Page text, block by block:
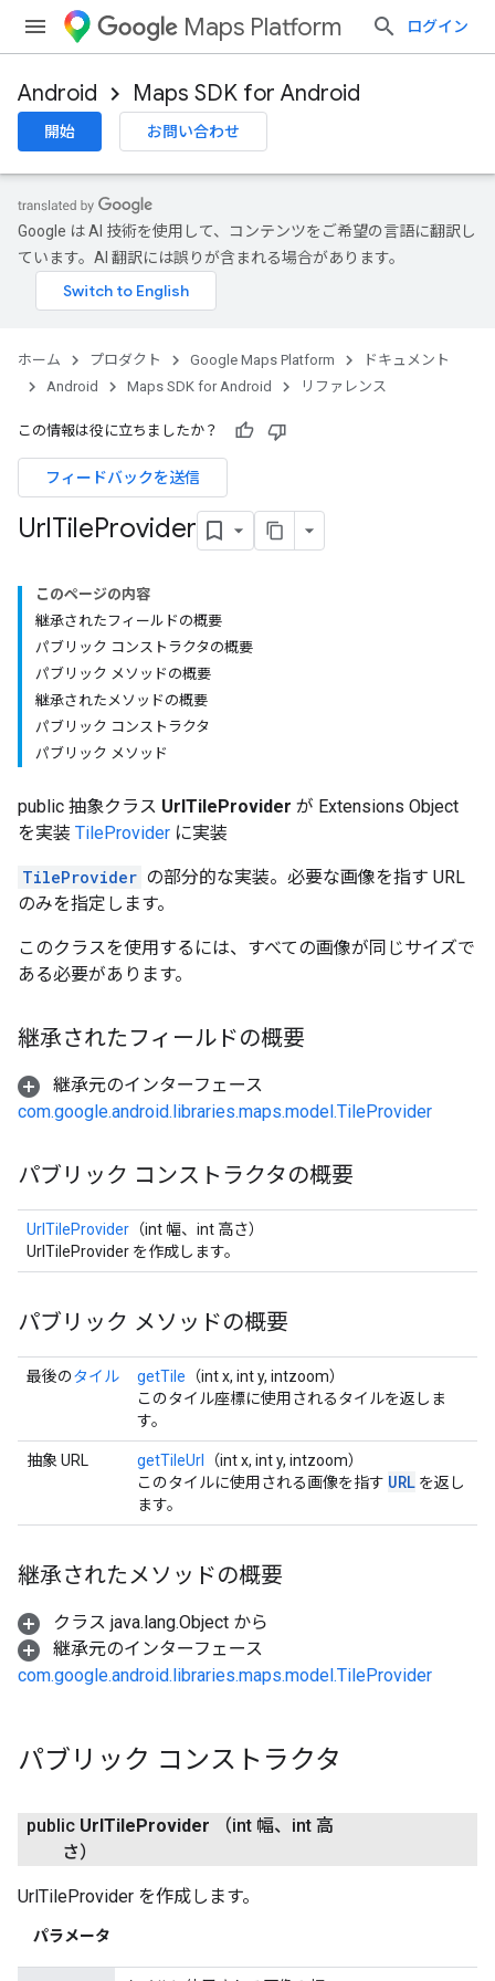
Maps Platform ログイン
Android Maps SDK for Android
開始 お問い合わせ
Google は AI 技術を使用して、コンテンツをご希望の言語に翻訳し
ています。AI 翻訳には誤りが含まれる場合があります。
ホーム プロダクト Google Maps Platform
ドキュメント
Android
Maps SDK for Android リファレンス
この情報は役に立ちましたか？
フィードバックを送信
UrlTileProvider
このページの内容
継承されたフィールドの概要
パブリック コンストラクタの概要
パブリック メソッドの概要
継承されたメソッドの概要
パブリック コンストラクタ
パブリック メソッド
public 抽象クラス UrlTileProvider が Extensions Object
を実装 TileProvider に実装
TileProvider の部分的な実装。必要な画像を指す URL
のみを指定します。
このクラスを使用するには、すべての画像が同じサイズで
ある必要があります。
継承されたフィールドの概要
継承元のインターフェース
com.google.android.libraries.maps.model.TileProvider
パブリック コンストラクタの概要
UrlTileProvider （int 幅、int 高さ）
UrlTileProvider を作成します。
パブリック メソッドの概要
最後のタイル getTile （int x, int y, intzoom）
このタイル座標に使用されるタイルを返しま
す。
抽象 URL getTileUrl
（int x, int y, intzoom）
このタイルに使用される画像を指す URL を返し
ます。
継承されたメソッドの概要
クラス java.lang.Object から
継承元のインターフェース
com.google.android.libraries.maps.model.TileProvider
パブリック コンストラクタ
public UrlTileProvider
（int 幅、int 高
さ）
UrlTileProvider を作成します。
パラメータ